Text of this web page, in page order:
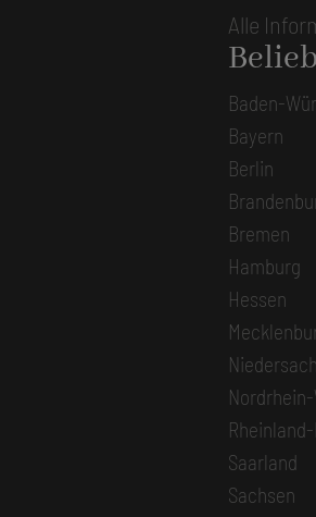
Alle
Baden-
Bayern
Berlin
Bremen
Hamburg
Hessen
Saarland
Sachsen